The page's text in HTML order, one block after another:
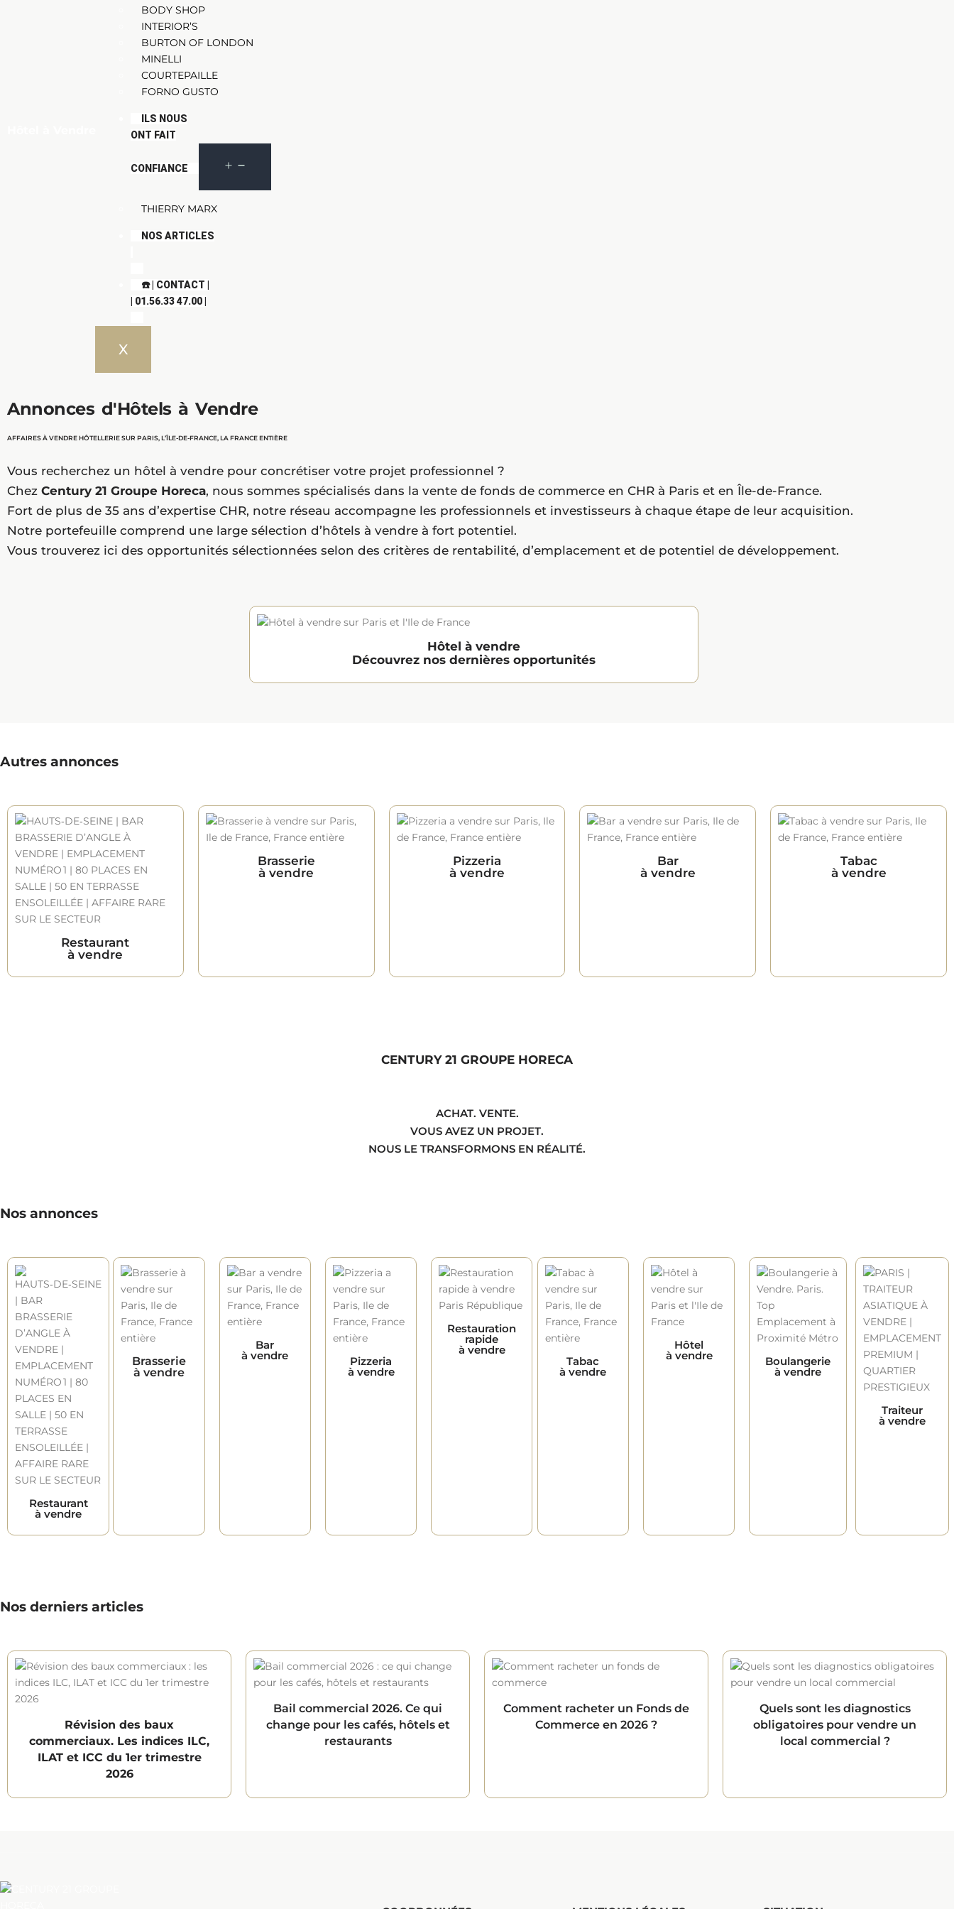
BODY SHOP
INTERIOR’S
BURTON OF LONDON
MINELLI
COURTEPAILLE
FORNO GUSTO
ILS NOUS
ONT FAIT
CONFIANCE
THIERRY MARX
NOS ARTICLES
☎️ | CONTACT |
| 01.56.33 47.00 |
X
Annonces d'Hôtels à Vendre
AFFAIRES À VENDRE HÔTELLERIE SUR PARIS, L’ÎLE-DE-FRANCE, LA FRANCE ENTIÈRE
Vous recherchez un hôtel à vendre pour concrétiser votre projet professionnel ?
Chez Century 21 Groupe Horeca, nous sommes spécialisés dans la vente de fonds de commerce en CHR à Paris et en Île-de-France.
Fort de plus de 35 ans d’expertise CHR, notre réseau accompagne les professionnels et investisseurs à chaque étape de leur acquisition.
Notre portefeuille comprend une large sélection d’hôtels à vendre à fort potentiel.
Vous trouverez ici des opportunités sélectionnées selon des critères de rentabilité, d’emplacement et de potentiel de développement.
Hôtel à vendre
Découvrez nos dernières opportunités
Autres annonces
Restaurant
à vendre
Brasserie
à vendre
Pizzeria
à vendre
Bar
à vendre
Tabac
à vendre
CENTURY 21 GROUPE HORECA
ACHAT. VENTE.
VOUS AVEZ UN PROJET.
NOUS LE TRANSFORMONS EN RÉALITÉ.
Nos annonces
Restaurant
à vendre
Brasserie
à vendre
Bar
à vendre Pizzeria
à vendre
Restauration
rapide
à vendre
Tabac
à vendre
Hôtel
à vendre Boulangerie
à vendre
Traiteur
à vendre
Nos derniers articles
Révision des baux
commerciaux. Les indices ILC,
ILAT et ICC du 1er trimestre
2026
Bail commercial 2026. Ce qui
change pour les cafés, hôtels et
restaurants
Comment racheter un Fonds de
Commerce en 2026 ?
Quels sont les diagnostics
obligatoires pour vendre un
local commercial ?